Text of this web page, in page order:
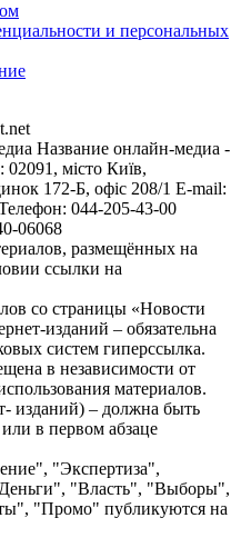
и персональных
Название онлайн-медиа -
місто Київ,
172-Б, офіс 208/1 E-mail:
044-205-43-00
06068
размещённых на
ссылки на
со страницы «Новости
изданий – обязательна
систем гиперссылка.
в независимости от
материалов.
изданий) – должна быть
в первом абзаце
"Экспертиза",
"Власть", "Выборы",
"Промо" публикуются на